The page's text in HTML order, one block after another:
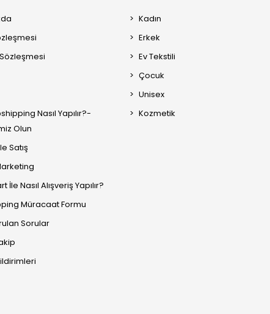
Sözleşmesi
Nasıl Yapılır?-
Olun
Satış
İle Nasıl Alışveriş Yapılır?
Müracaat Formu
Sorular
Kadın
Erkek
Ev Tekstili
Çocuk
Unisex
Kozmetik